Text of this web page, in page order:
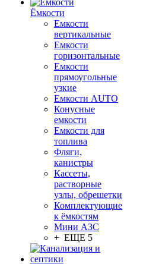
Ёмкости
Емкости
вертикальные
Емкости
горизонтальные
Емкости
прямоугольные
узкие
Емкости АUТО
Конусные
емкости
Емкости для
топлива
Фляги,
канистры
Кассеты,
растворные
узлы, обрешетки
Комплектующие
к ёмкостям
Мини АЗС
+ ЕЩЕ 5